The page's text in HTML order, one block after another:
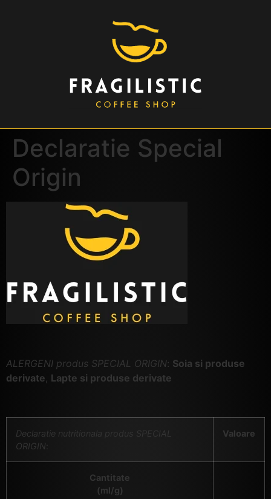
Declaratie Special
Origin
ALERGENI produs SPECIAL ORIGIN: Soia si produse
derivate Lapte si produse derivate
Declaratie nutritionala produs SPECIAL
ORIGIN:
Valoare
Cantitate
(ml/g)